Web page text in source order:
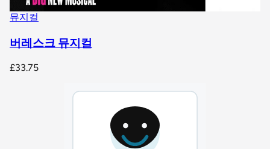
뮤지컬
버레스크 뮤지컬
£33.75